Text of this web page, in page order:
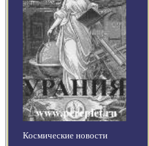
Космические новости